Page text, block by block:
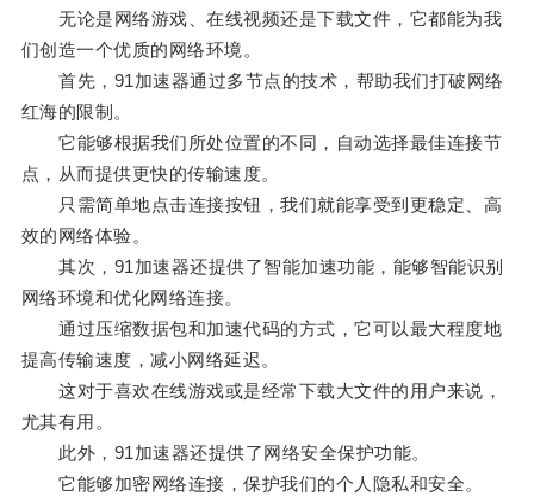
无论是网络游戏、在线视频还是下载文件，它都能为我
们创造一个优质的网络环境。
首先，91加速器通过多节点的技术，帮助我们打破网络
红海的限制。
它能够根据我们所处位置的不同，自动选择最佳连接节
点，从而提供更快的传输速度。
只需简单地点击连接按钮，我们就能享受到更稳定、高
效的网络体验。
其次，91加速器还提供了智能加速功能，能够智能识别
网络环境和优化网络连接。
通过压缩数据包和加速代码的方式，它可以最大程度地
提高传输速度，减小网络延迟。
这对于喜欢在线游戏或是经常下载大文件的用户来说，
尤其有用。
此外，91加速器还提供了网络安全保护功能。
它能够加密网络连接，保护我们的个人隐私和安全。